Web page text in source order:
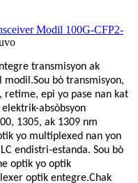
Modil 100G-CFP2-
transmisyon ak
modil.Sou bò transmisyon,
retime, epi yo pase nan kat
absòbsyon
1305, ak 1309 nm
yo multiplexed nan yon
endistri-estanda. Sou bò
optik yo optik
optik entegre.Chak